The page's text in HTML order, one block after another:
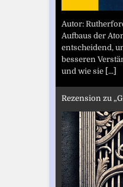
Autor:
Aufbaus der
entscheidend,
besseren
und wie sie [...]
Rezension zu